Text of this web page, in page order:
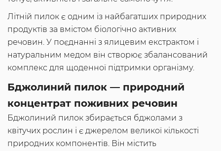
Літній пилок є одним із найбагатших природних
продуктів за вмістом біологічно активних
речовин. У поєднанні з ялицевим екстрактом і
натуральним медом він створює збалансований
комплекс для щоденної підтримки організму.
Бджолиний пилок — природний
концентрат поживних речовин
Бджолиний пилок збирається бджолами з
квітучих рослин і є джерелом великої кількості
природних компонентів. Він містить